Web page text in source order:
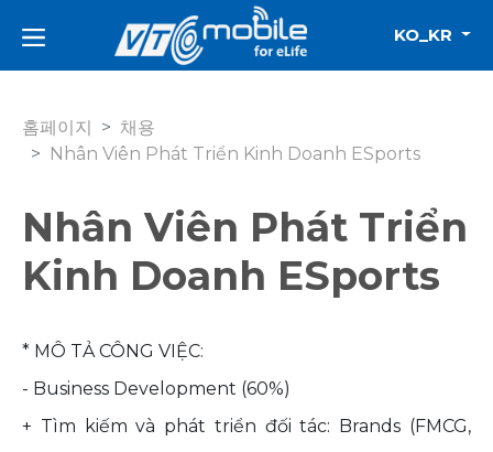
KO_KR
홈페이지
채용
Nhân Viên Phát Triển Kinh Doanh ESports
Nhân Viên Phát Triển
Kinh Doanh ESports
* MÔ TẢ CÔNG VIỆC:
- Business Development (60%)
+ Tìm kiếm và phát triển đối tác: Brands (FMCG,